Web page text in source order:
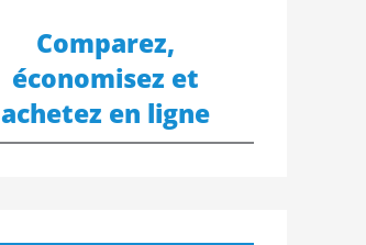
Comparez,
économisez et
achetez en ligne